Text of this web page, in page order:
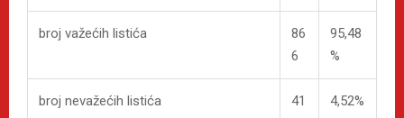
broj važećih listića
86
6
95,48
%
broj nevažećih listića 41 4,52%